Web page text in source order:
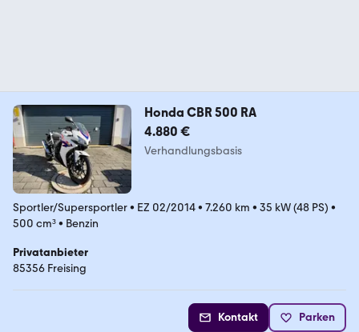
Honda CBR 500 RA
4.880 €
Verhandlungsbasis
Sportler/Supersportler• EZ 02/2014• 7.260 km • 35 kW (48 PS) •
500 cm³• Benzin
Privatanbieter
85356 Freising
Kontakt Parken